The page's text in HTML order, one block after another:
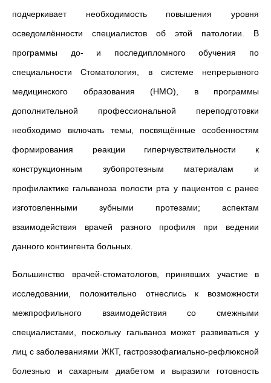
подчеркивает необходимость повышения уровня
осведомлённости специалистов об этой патологии. В
программы до- и последипломного обучения по
специальности Стоматология, в системе непрерывного
медицинского образования (НМО), в программы
дополнительной профессиональной переподготовки
необходимо включать темы, посвящённые особенностям
формирования реакции гиперчувствительности к
конструкционным зубопротезным материалам и
профилактике гальваноза полости рта у пациентов с ранее
изготовленными зубными протезами; аспектам
взаимодействия врачей разного профиля при ведении
данного контингента больных.
Большинство врачей-стоматологов, принявших участие в
исследовании,
положительно отнеслись к возможности
межпрофильного взаимодействия со смежными
специалистами, поскольку гальваноз может развиваться у
лиц с заболеваниями ЖКТ, гастроэзофагиально-рефлюксной
болезнью и сахарным диабетом и выразили готовность